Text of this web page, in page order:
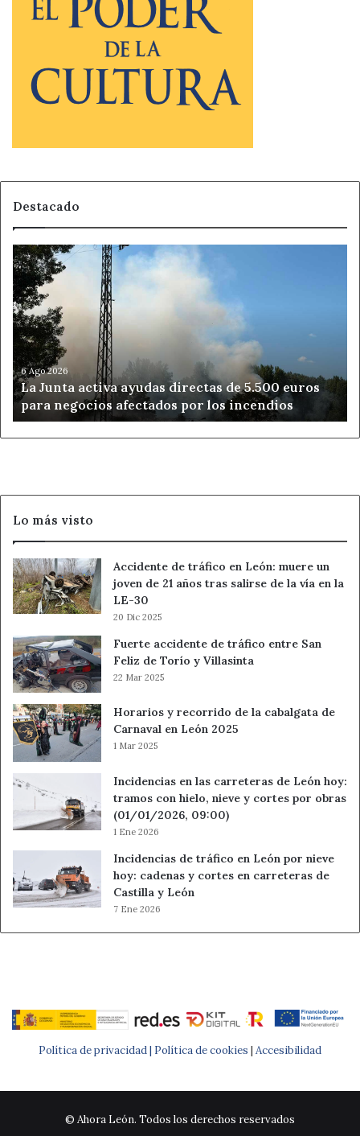
Destacado
La
Junta
activa
ayudas
directas
de
5.500
euros
para
negocios
afectados
por
6 Ago 2026
La Junta activa ayudas directas de 5.500 euros
para negocios afectados por los incendios
Lo más visto
Accidente de tráfico en León: muere un
joven de 21 años tras salirse de la vía en la
LE-30
20 Dic 2025
Fuerte accidente de tráfico entre San
Feliz de Torío y Villasinta
22 Mar 2025
Horarios y recorrido de la cabalgata de
Carnaval en León 2025
1 Mar 2025
Incidencias en las carreteras de León hoy:
tramos con hielo, nieve y cortes por obras
(01/01/2026, 09:00)
1 Ene 2026
Incidencias de tráfico en León por nieve
hoy: cadenas y cortes en carreteras de
Castilla y León
7 Ene 2026
Política de privacidad | Política de cookies | Accesibilidad
© Ahora León. Todos los derechos reservados